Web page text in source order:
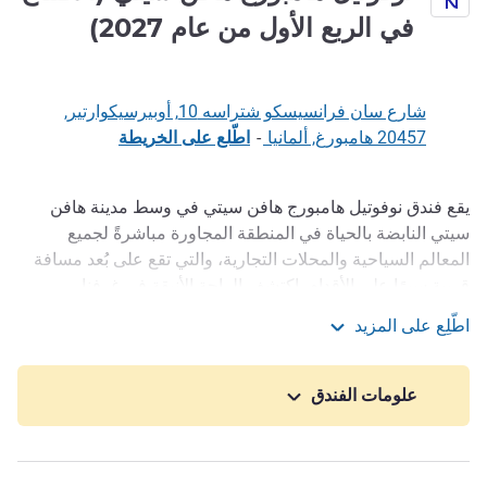
في الربع الأول من عام 2027)
شارع سان فرانسيسكو شتراسه 10, أوبيرسيكوارتير,
20457 هامبورغ, ألمانيا
- اطّلع على الخريطة
الوصف
يقع فندق نوفوتيل هامبورج هافن سيتي في وسط مدينة هافن
سيتي النابضة بالحياة في المنطقة المجاورة مباشرةً لجميع
المعالم السياحية والمحلات التجارية، والتي تقع على بُعد مسافة
FLAVE. ينتظرك الترحيب الحار في هامبورغ معنا.
النابضة بالحياة في المنطقة المجاورة مباشرةً لجميع المعالم
سيرًا على الأقدام. اكتشف الراحة الأنيقة في غرفنا المعاصرة
اطّلِع على المزيد
علومات الفندق